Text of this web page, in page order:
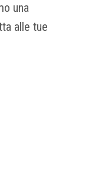
una
alle tue